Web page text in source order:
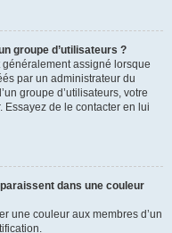
groupe d’utilisateurs ?
généralement assigné lorsque
par un administrateur du
groupe d’utilisateurs, votre
Essayez de le contacter en lui
dans une couleur
une couleur aux membres d’un